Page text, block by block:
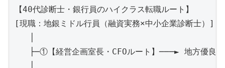
【40代診断士・銀行員のハイクラス転職ルート】
[現職：地銀ミドル行員（融資実務×中小企業診断士）]
├─①【経営企画室長・CFOルート】───► 地方優良企